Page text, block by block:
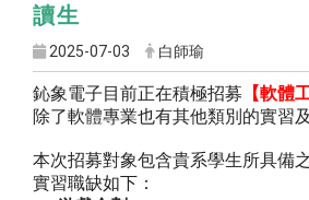
讀生
2025-07-03 白師瑜
鈊象電子 目前正在積極招募 【軟體
除了軟體專業也有其他類別的實習
本次招募對象包含貴系學生所具備
實習職缺如下：